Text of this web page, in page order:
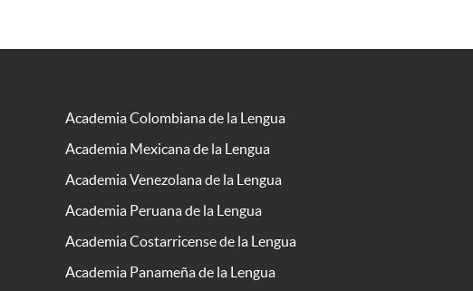
Academia Colombiana de la Lengua
Academia Mexicana de la Lengua
Academia Venezolana de la Lengua
Academia Peruana de la Lengua
Academia Costarricense de la Lengua
Academia Panameña de la Lengua